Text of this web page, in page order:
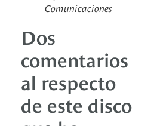
Comunicaciones
Dos
comentarios
al respecto
de este disco